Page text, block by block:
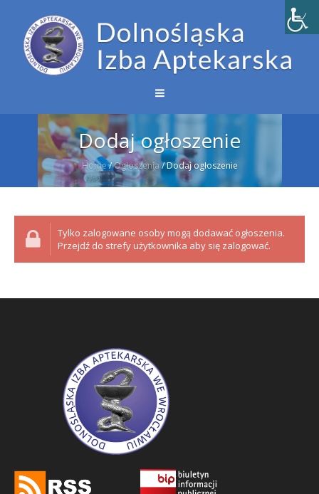
Dodaj ogłoszenie
Home/Ogłoszenia/Dodaj ogłoszenie
Tylko zalogowane osoby mogą dodawać ogłoszenia.
Przejdź do strefy użytkownika aby się zalogować.